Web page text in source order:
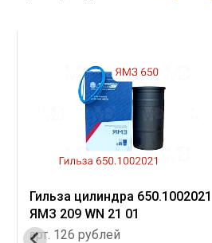
Гильза цилиндра 650.1002021
ЯМЗ 209 WN 21 01
арт. 126 рублей